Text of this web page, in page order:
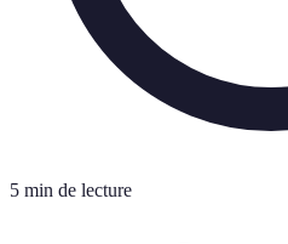
5 min de lecture